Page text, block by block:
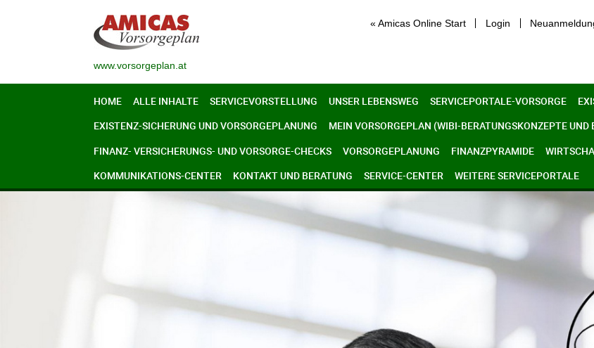
« Amicas Online Start Login
www.vorsorgeplan.at
HOME ALLE INHALTE SERVICEVORSTELLUNG UNSER LEBENSWEG SERVICEPORTALE-VORSORGE
EXISTENZ-SICHERUNG UND VORSORGEPLANUNG
MEIN VORSORGEPLAN (WIBI-BERATUNGSKONZEPTE UND
FINANZ- VERSICHERUNGS- UND VORSORGE-CHECKS
VORSORGEPLANUNG FINANZPYRAMIDE
KOMMUNIKATIONS-CENTER
KONTAKT UND BERATUNG SERVICE-CENTER WEITERE SERVICEPORTALE